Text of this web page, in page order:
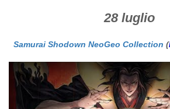
28 luglio
Samurai Shodown NeoGeo Collection (